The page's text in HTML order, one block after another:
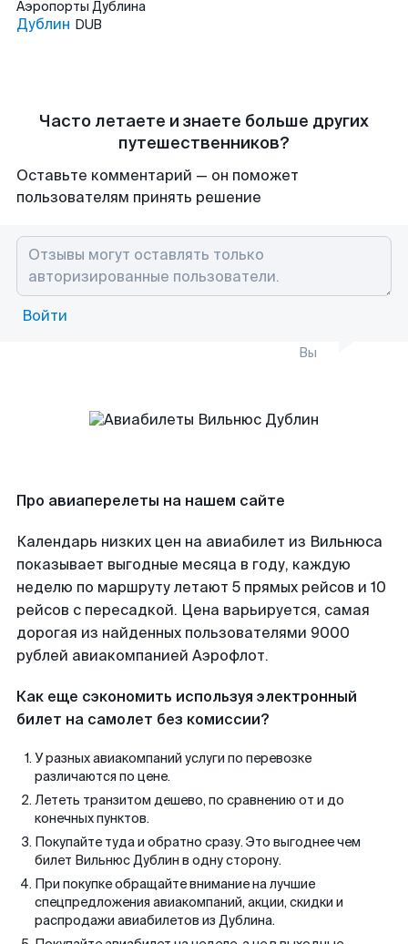
Аэропорты Дублина
Дублин DUB
Часто летаете и знаете больше других
путешественников?
Оставьте комментарий — он поможет
пользователям принять решение
Войти
Вы
Про авиаперелеты на нашем сайте
Календарь низких цен на авиабилет из Вильнюса
показывает выгодные месяца в году, каждую
неделю по маршруту летают 5 прямых рейсов и 10
рейсов с пересадкой. Цена варьируется, самая
дорогая из найденных пользователями 9000
рублей авиакомпанией Аэрофлот.
Как еще сэкономить используя электронный
билет на самолет без комиссии?
У разных авиакомпаний услуги по перевозке
различаются по цене.
Лететь транзитом дешево, по сравнению от и до
конечных пунктов.
Покупайте туда и обратно сразу. Это выгоднее чем
билет Вильнюс Дублин в одну сторону.
При покупке обращайте внимание на лучшие
спецпредложения авиакомпаний, акции, скидки и
распродажи авиабилетов из Дублина.